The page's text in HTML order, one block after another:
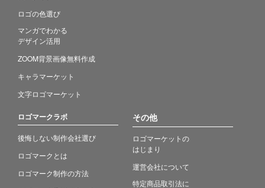
ロゴの色選び
マンガでわかる
デザイン活用
ZOOM背景画像無料作成
キャラマーケット
文字ロゴマーケット
ロゴマークラボ
後悔しない制作会社選び
ロゴマークとは
ロゴマーク制作の方法
その他
ロゴマーケットの
はじまり
運営会社について
特定商品取引法に